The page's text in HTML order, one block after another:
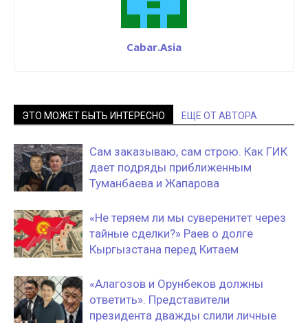
Cabar.Asia
ЭТО МОЖЕТ БЫТЬ ИНТЕРЕСНО ЕЩЕ ОТ АВТОРА
Сам заказываю, сам строю. Как ГИК
дает подряды приближенным
Туманбаева и Жапарова
«Не теряем ли мы суверенитет через
тайные сделки?» Раев о долге
Кыргызстана перед Китаем
«Алагозов и Орунбеков должны
ответить». Представители
президента дважды слили личные